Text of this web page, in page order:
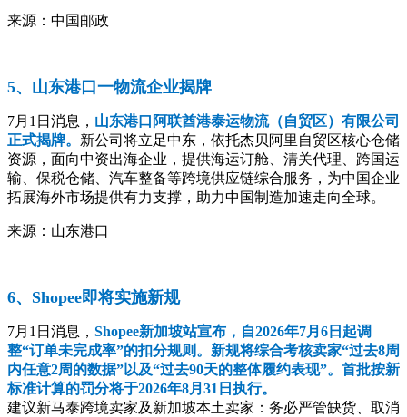
来源：中国邮政
5、山东港口一物流企业揭牌
7月1日消息， 山东港口阿联酋港泰运物流（自贸区）有限公司
正式揭牌。 新公司将立足中东，依托杰贝阿里自贸区核心仓储
资源，面向中资出海企业，提供海运订舱、清关代理、跨国运
输、保税仓储、汽车整备等跨境供应链综合服务，为中国企业
拓展海外市场提供有力支撑，助力中国制造加速走向全球。
来源：山东港口
6、Shopee即将实施新规
7月1日消息， Shopee新加坡站宣布，自2026年7月6日起调
整“订单未完成率”的扣分规则。新规将综合考核卖家“过去8周
内任意2周的数据”以及“过去90天的整体履约表现”。首批按新
标准计算的罚分将于2026年8月31日执行。
建议新马泰跨境卖家及新加坡本土卖家：务必严管缺货、取消